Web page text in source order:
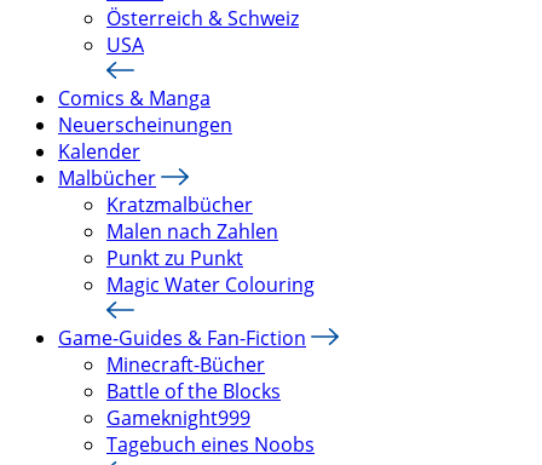
Österreich & Schweiz
USA
Comics & Manga
Neuerscheinungen
Kalender
Malbücher
Kratzmalbücher
Malen nach Zahlen
Punkt zu Punkt
Magic Water Colouring
Game-Guides & Fan-Fiction
Minecraft-Bücher
Battle of the Blocks
Gameknight999
Tagebuch eines Noobs